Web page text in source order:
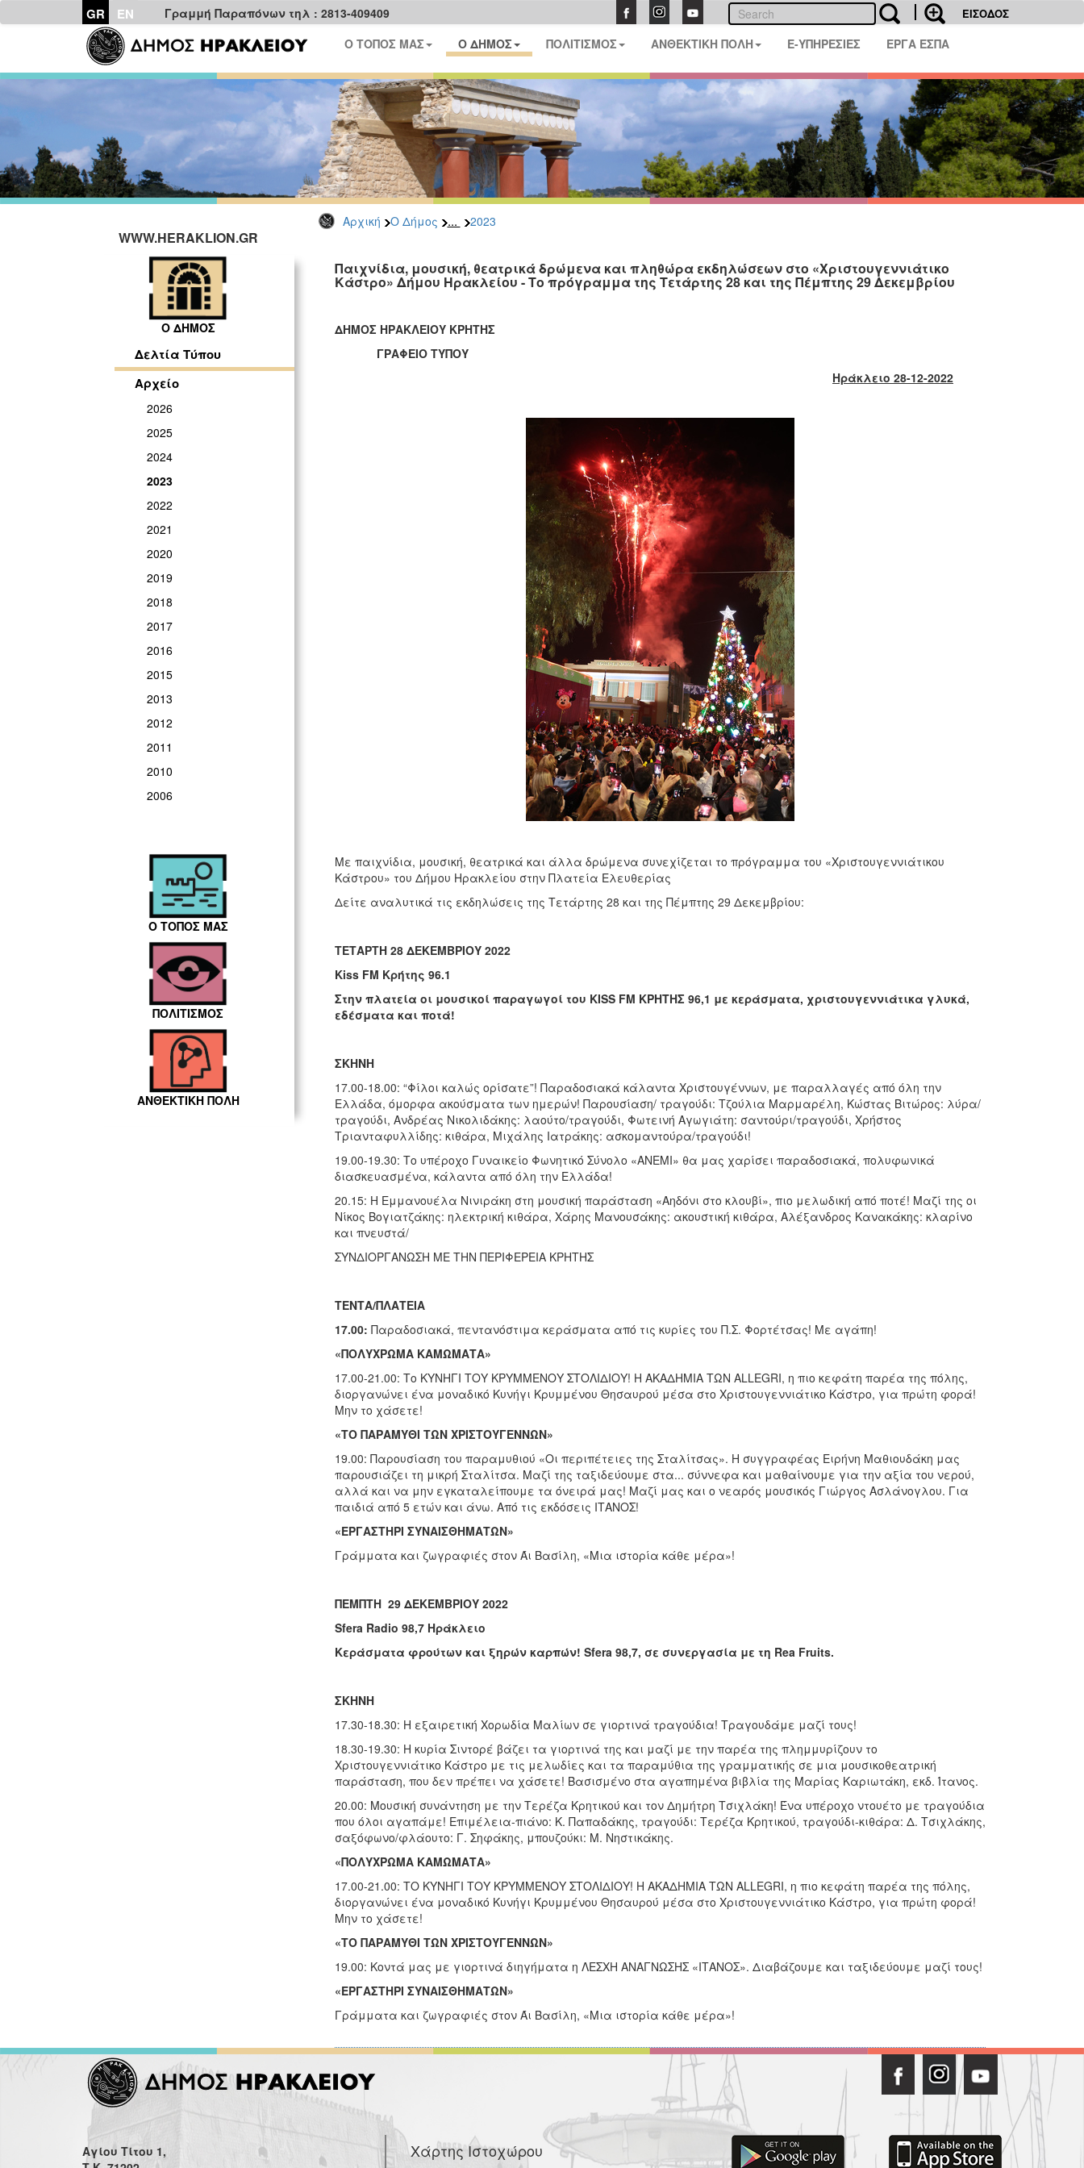
GR EN Γραμμή Παραπόνων τηλ : 2813-409409 ΕΙΣΟΔΟΣ
Ο ΤΟΠΟΣ ΜΑΣ Ο ΔΗΜΟΣ ΠΟΛΙΤΙΣΜΟΣ ΑΝΘΕΚΤΙΚΗ ΠΟΛΗ E-ΥΠΗΡΕΣΙΕΣ ΕΡΓΑ ΕΣΠΑ
Αρχική Ο Δήμος ... 2023
WWW.HERAKLION.GR
Ο ΔΗΜΟΣ
Δελτία Τύπου
Αρχείο
2026
2025
2024
2023
2022
2021
2020
2019
2018
2017
2016
2015
2013
2012
2011
2010
2006
Ο ΤΟΠΟΣ ΜΑΣ
ΠΟΛΙΤΙΣΜΟΣ
ΑΝΘΕΚΤΙΚΗ ΠΟΛΗ
Παιχνίδια, μουσική, θεατρικά δρώμενα και πληθώρα εκδηλώσεων στο «Χριστουγεννιάτικο
Κάστρο» Δήμου Ηρακλείου - Το πρόγραμμα της Τετάρτης 28 και της Πέμπτης 29 Δεκεμβρίου
ΔΗΜΟΣ ΗΡΑΚΛΕΙΟΥ ΚΡΗΤΗΣ
ΓΡΑΦΕΙΟ ΤΥΠΟΥ
Ηράκλειο 28-12-2022
Με παιχνίδια, μουσική, θεατρικά και άλλα δρώμενα συνεχίζεται το πρόγραμμα του «Χριστουγεννιάτικου
Κάστρου» του Δήμου Ηρακλείου στην Πλατεία Ελευθερίας
Δείτε αναλυτικά τις εκδηλώσεις της Τετάρτης 28 και της Πέμπτης 29 Δεκεμβρίου:
ΤΕΤΑΡΤΗ 28 ΔΕΚΕΜΒΡΙΟΥ 2022
Kiss FM Κρήτης 96.1
Στην πλατεία οι μουσικοί παραγωγοί του KISS FM ΚΡΗΤΗΣ 96,1 με κεράσματα, χριστουγεννιάτικα γλυκά,
εδέσματα και ποτά!
ΣΚΗΝΗ
17.00-18.00: “Φίλοι καλώς ορίσατε”! Παραδοσιακά κάλαντα Χριστουγέννων, με παραλλαγές από όλη την
Ελλάδα, όμορφα ακούσματα των ημερών! Παρουσίαση/ τραγούδι: Τζούλια Μαρμαρέλη, Κώστας Βιτώρος: λύρα/
τραγούδι, Ανδρέας Νικολιδάκης: λαούτο/τραγούδι, Φωτεινή Αγωγιάτη: σαντούρι/τραγούδι, Χρήστος
Τριανταφυλλίδης: κιθάρα, Μιχάλης Ιατράκης: ασκομαντούρα/τραγούδι!
19.00-19.30: Το υπέροχο Γυναικείο Φωνητικό Σύνολο «ANEMI» θα μας χαρίσει παραδοσιακά, πολυφωνικά
διασκευασμένα, κάλαντα από όλη την Ελλάδα!
20.15: Η Εμμανουέλα Νινιράκη στη μουσική παράσταση «Αηδόνι στο κλουβί», πιο μελωδική από ποτέ! Μαζί της οι
Νίκος Βογιατζάκης: ηλεκτρική κιθάρα, Χάρης Μανουσάκης: ακουστική κιθάρα, Αλέξανδρος Κανακάκης: κλαρίνο
και πνευστά/
ΣΥΝΔΙΟΡΓΑΝΩΣΗ ΜΕ ΤΗΝ ΠΕΡΙΦΕΡΕΙΑ ΚΡΗΤΗΣ
ΤΕΝΤΑ/ΠΛΑΤΕΙΑ
17.00: Παραδοσιακά, πεντανόστιμα κεράσματα από τις κυρίες του Π.Σ. Φορτέτσας! Με αγάπη!
«ΠΟΛΥΧΡΩΜΑ ΚΑΜΩΜΑΤΑ»
17.00-21.00: Το ΚΥΝΗΓΙ ΤΟΥ ΚΡΥΜΜΕΝΟΥ ΣΤΟΛΙΔΙΟΥ! Η ΑΚΑΔΗΜΙΑ ΤΩΝ ALLEGRI, η πιο κεφάτη παρέα της πόλης,
διοργανώνει ένα μοναδικό Κυνήγι Κρυμμένου Θησαυρού μέσα στο Χριστουγεννιάτικο Κάστρο, για πρώτη φορά!
Μην το χάσετε!
«ΤΟ ΠΑΡΑΜΥΘΙ ΤΩΝ ΧΡΙΣΤΟΥΓΕΝΝΩΝ»
19.00: Παρουσίαση του παραμυθιού «Οι περιπέτειες της Σταλίτσας». Η συγγραφέας Ειρήνη Μαθιουδάκη μας
παρουσιάζει τη μικρή Σταλίτσα. Μαζί της ταξιδεύουμε στα... σύννεφα και μαθαίνουμε για την αξία του νερού,
αλλά και να μην εγκαταλείπουμε τα όνειρά μας! Μαζί μας και ο νεαρός μουσικός Γιώργος Ασλάνογλου. Για
παιδιά από 5 ετών και άνω. Από τις εκδόσεις ΙΤΑΝΟΣ!
«ΕΡΓΑΣΤΗΡΙ ΣΥΝΑΙΣΘΗΜΑΤΩΝ»
Γράμματα και ζωγραφιές στον Άι Βασίλη, «Μια ιστορία κάθε μέρα»!
ΠΕΜΠΤΗ 29 ΔΕΚΕΜΒΡΙΟΥ 2022
Sfera Radio 98,7 Ηράκλειο
Κεράσματα φρούτων και ξηρών καρπών! Sfera 98,7, σε συνεργασία με τη Rea Fruits.
ΣΚΗΝΗ
17.30-18.30: Η εξαιρετική Χορωδία Μαλίων σε γιορτινά τραγούδια! Τραγουδάμε μαζί τους!
18.30-19.30: Η κυρία Σιντορέ βάζει τα γιορτινά της και μαζί με την παρέα της πλημμυρίζουν το
Χριστουγεννιάτικο Κάστρο με τις μελωδίες και τα παραμύθια της γραμματικής σε μια μουσικοθεατρική
παράσταση, που δεν πρέπει να χάσετε! Βασισμένο στα αγαπημένα βιβλία της Μαρίας Καριωτάκη, εκδ. Ίτανος.
20.00: Μουσική συνάντηση με την Τερέζα Κρητικού και τον Δημήτρη Τσιχλάκη! Ένα υπέροχο ντουέτο με τραγούδια
που όλοι αγαπάμε! Επιμέλεια-πιάνο: Κ. Παπαδάκης, τραγούδι: Τερέζα Κρητικού, τραγούδι-κιθάρα: Δ. Τσιχλάκης,
σαξόφωνο/φλάουτο: Γ. Σηφάκης, μπουζούκι: Μ. Νηστικάκης.
«ΠΟΛΥΧΡΩΜΑ ΚΑΜΩΜΑΤΑ»
17.00-21.00: ΤΟ ΚΥΝΗΓΙ ΤΟΥ ΚΡΥΜΜΕΝΟΥ ΣΤΟΛΙΔΙΟΥ! Η ΑΚΑΔΗΜΙΑ ΤΩΝ ALLEGRI, η πιο κεφάτη παρέα της πόλης,
διοργανώνει ένα μοναδικό Κυνήγι Κρυμμένου Θησαυρού μέσα στο Χριστουγεννιάτικο Κάστρο, για πρώτη φορά!
Μην το χάσετε!
«ΤΟ ΠΑΡΑΜΥΘΙ ΤΩΝ ΧΡΙΣΤΟΥΓΕΝΝΩΝ»
19.00: Κοντά μας με γιορτινά διηγήματα η ΛΕΣΧΗ ΑΝΑΓΝΩΣΗΣ «ΙΤΑΝΟΣ». Διαβάζουμε και ταξιδεύουμε μαζί τους!
«ΕΡΓΑΣΤΗΡΙ ΣΥΝΑΙΣΘΗΜΑΤΩΝ»
Γράμματα και ζωγραφιές στον Άι Βασίλη, «Μια ιστορία κάθε μέρα»!
Αγίου Τίτου 1,
Χάρτης Ιστοχώρου